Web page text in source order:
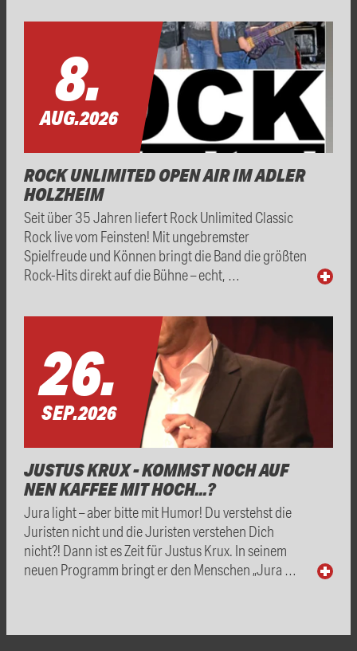
8.
AUG.2026
ROCK UNLIMITED OPEN AIR IM ADLER
HOLZHEIM
Seit über 35 Jahren liefert Rock Unlimited Classic
Rock live vom Feinsten! Mit ungebremster
Spielfreude und Können bringt die Band die größten
Rock-Hits direkt auf die Bühne – echt, …
26.
SEP.2026
JUSTUS KRUX - KOMMST NOCH AUF
NEN KAFFEE MIT HOCH...?
Jura light – aber bitte mit Humor! Du verstehst die
Juristen nicht und die Juristen verstehen Dich
nicht?! Dann ist es Zeit für Justus Krux. In seinem
neuen Programm bringt er den Menschen „Jura …